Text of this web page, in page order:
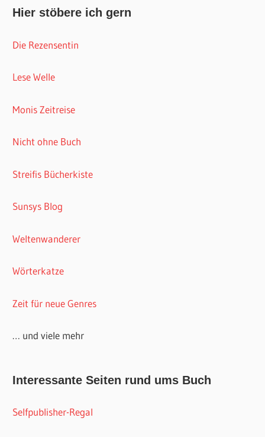
Hier stöbere ich gern
Die Rezensentin
Lese Welle
Monis Zeitreise
Nicht ohne Buch
Streifis Bücherkiste
Sunsys Blog
Weltenwanderer
Wörterkatze
Zeit für neue Genres
… und viele mehr
Interessante Seiten rund ums Buch
Selfpublisher-Regal